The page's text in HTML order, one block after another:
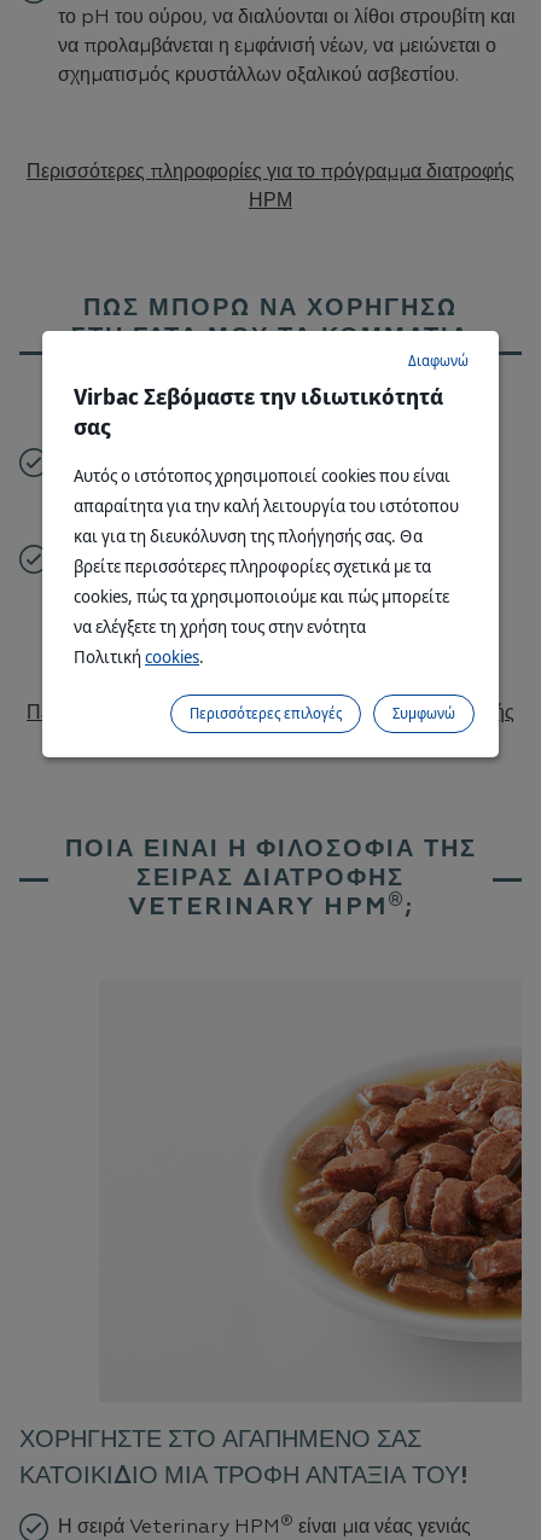
το pH του ούρου, να διαλύονται οι λίθοι στρουβίτη και
να προλαμβάνεται η εμφάνισή νέων, να μειώνεται ο
σχηματισμός κρυστάλλων οξαλικού ασβεστίου.
Περισσότερες πληροφορίες για το πρόγραμμα διατροφής
ΗΡΜ
ΠΏΣ ΜΠΟΡΏ ΝΑ ΧΟΡΗΓΉΣΩ
ΣΤΗ ΓΆΤΑ ΜΟΥ ΤΑ ΚΟΜΜΆΤΙΑ
ΣΕ ΣΆΛΤΣΑ VETERINARY
HPM
;
είτε ως αποκλειστική διατροφή, είτε ταυτόχρονα με
κροκέτες για γάτες VETERINARY HPM
®
Η ποσότητα που θα χορηγήσετε καθορίζεται από το
σωματικό βάρος της γάτας και από την επιλογή που
θα κάνετε να αναμιχθεί ή όχι με την ξηρή τροφή.
Περισσότερες πληροφορίες για το πρόγραμμα διατροφής
ΠΟΙΑ ΕΊΝΑΙ Η ΦΙΛΟΣΟΦΊΑ ΤΗΣ
ΣΕΙΡΆΣ ΔΙΑΤΡΟΦΉΣ
VETERINARY HPM ® ;
ΧΟΡΗΓΉΣΤΕ ΣΤΟ ΑΓΑΠΗΜΈΝΟ ΣΑΣ
ΚΑΤΟΙΚΊΔΙΟ ΜΙΑ ΤΡΟΦΉ ΑΝΤΆΞΙΑ ΤΟΥ!
Η σειρά Veterinary HPM ® είναι μια νέας γενιάς
Virbac Σεβόμαστε την ιδιωτικότητά
σας
Αυτός ο ιστότοπος χρησιμοποιεί cookies που είναι
απαραίτητα για την καλή λειτουργία του ιστότοπου
και για τη διευκόλυνση της πλοήγησής σας. Θα
βρείτε περισσότερες πληροφορίες σχετικά με τα
cookies, πώς τα χρησιμοποιούμε και πώς μπορείτε
να ελέγξετε τη χρήση τους στην ενότητα
Πολιτικήcookies.
Διαφωνώ
Συμφωνώ
Περισσότερες επιλογές